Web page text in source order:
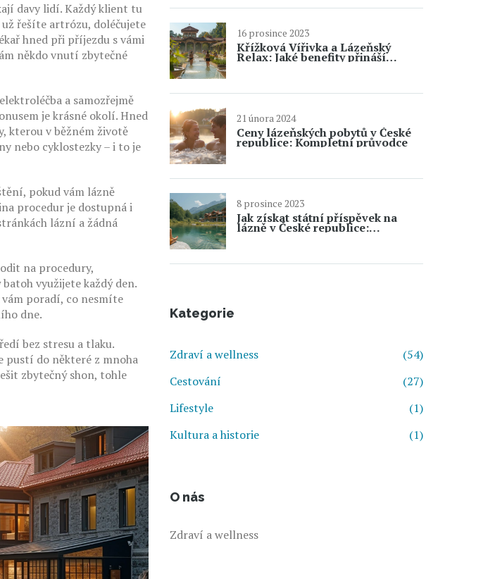
davy lidí. Každý klient tu
řešíte artrózu, doléčujete
hned při příjezdu s vámi
někdo vnutí zbytečné
a samozřejmě
je krásné okolí. Hned
kterou v běžném životě
nebo cyklostezky – i to je
pokud vám lázně
procedur je dostupná i
lázní a žádná
na procedury,
využijete každý den.
poradí, co nesmíte
dne.
bez stresu a tlaku.
pustí do některé z mnoha
zbytečný shon, tohle
16 prosince 2023
Křížková Vířivka a Lázeňský
Relax: Jaké benefity přináší
křížkové lázně?
21 února 2024
Ceny lázeňských pobytů v České
republice: Kompletní průvodce
8 prosince 2023
Jak získat státní příspěvek na
lázně v České republice:
Průvodce pro 4000 Kč
Kategorie
Zdraví a wellness
(54)
Cestování
(27)
Lifestyle
(1)
Kultura a historie
(1)
O nás
Zdraví a wellness